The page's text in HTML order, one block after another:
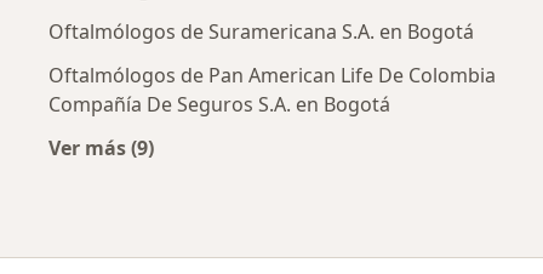
Oftalmólogos de Suramericana S.A. en Bogotá
Oftalmólogos de Pan American Life De Colombia
Compañía De Seguros S.A. en Bogotá
Ver más (9)